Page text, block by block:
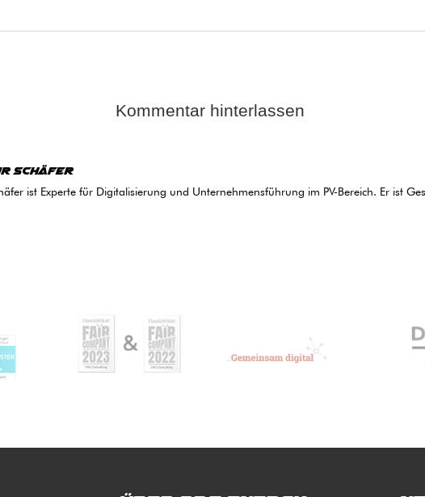
Kommentar hinterlassen
Schäfer
ist Experte für Digitalisierung und Unternehmensführung im PV-Bereich. Er ist